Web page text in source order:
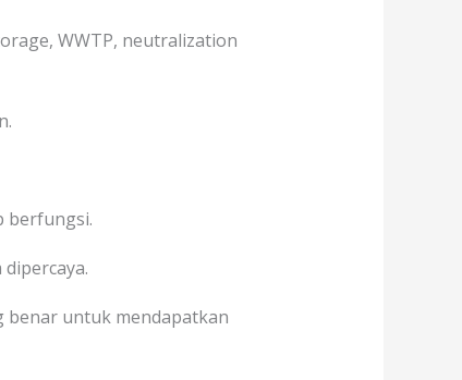
WWTP, neutralization
berfungsi.
benar untuk mendapatkan